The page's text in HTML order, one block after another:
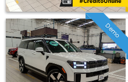
Demo